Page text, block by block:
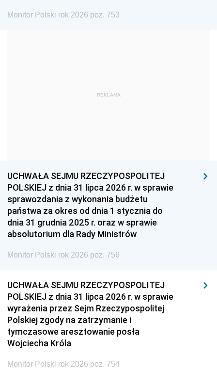
1975 1974
1959
1939 1938 1937
1936 1930
Monitor Polski rok 2026 poz. 753
REKLAMA
UCHWAŁA SEJMU RZECZYPOSPOLITEJ
POLSKIEJ z dnia 31 lipca 2026 r. w sprawie
sprawozdania z wykonania budżetu
państwa za okres od dnia 1 stycznia do
dnia 31 grudnia 2025 r. oraz w sprawie
absolutorium dla Rady Ministrów
Monitor Polski rok 2026 poz. 756
UCHWAŁA SEJMU RZECZYPOSPOLITEJ
POLSKIEJ z dnia 31 lipca 2026 r. w sprawie
wyrażenia przez Sejm Rzeczypospolitej
Polskiej zgody na zatrzymanie i
tymczasowe aresztowanie posła
Wojciecha Króla
Monitor Polski rok 2026 poz. 754